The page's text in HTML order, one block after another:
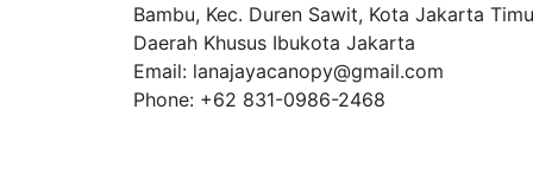
Bambu, Kec. Duren Sawit, Kota Jakarta
Daerah Khusus Ibukota Jakarta
Email: lanajayacanopy@gmail.com
Phone: +62 831-0986-2468